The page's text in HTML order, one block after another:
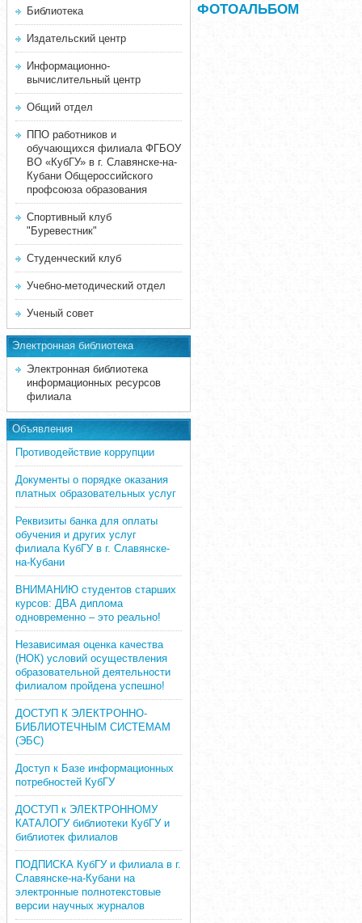
Библиотека
Издательский центр
Информационно-
вычислительный центр
Общий отдел
ППО работников и
обучающихся филиала ФГБОУ
ВО «КубГУ» в г. Славянске-на-
Кубани Общероссийского
профсоюза образования
Спортивный клуб
"Буревестник"
Студенческий клуб
Учебно-методический отдел
Ученый совет
Электронная библиотека
Электронная библиотека
информационных ресурсов
филиала
Объявления
Противодействие коррупции
Документы о порядке оказания
платных образовательных услуг
Реквизиты банка для оплаты
обучения и других услуг
филиала КубГУ в г. Славянске-
на-Кубани
ВНИМАНИЮ студентов старших
курсов: ДВА диплома
одновременно – это реально!
Независимая оценка качества
(НОК) условий осуществления
образовательной деятельности
филиалом пройдена успешно!
ДОСТУП К ЭЛЕКТРОННО-
БИБЛИОТЕЧНЫМ СИСТЕМАМ
(ЭБС)
Доступ к Базе информационных
потребностей КубГУ
ДОСТУП к ЭЛЕКТРОННОМУ
КАТАЛОГУ библиотеки КубГУ и
библиотек филиалов
ПОДПИСКА КубГУ и филиала в г.
Славянске-на-Кубани на
электронные полнотекстовые
версии научных журналов
ФОТОАЛЬБОМ